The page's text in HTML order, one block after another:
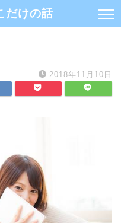
だけの話
2018年11月10日